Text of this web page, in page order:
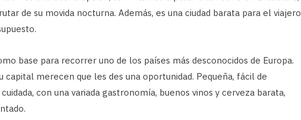
de su movida nocturna. Además, es una ciudad barata para el viajero
base para recorrer uno de los países más desconocidos de Europa.
capital merecen que les des una oportunidad. Pequeña, fácil de
con una variada gastronomía, buenos vinos y cerveza barata,